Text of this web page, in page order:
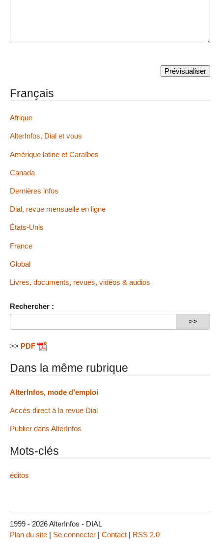
Français
Afrique
AlterInfos, Dial et vous
Amérique latine et Caraïbes
Canada
Dernières infos
Dial, revue mensuelle en ligne
États-Unis
France
Global
Livres, documents, revues, vidéos & audios
Rechercher :
>> PDF
Dans la même rubrique
AlterInfos, mode d’emploi
Accès direct à la revue Dial
Publier dans AlterInfos
Mots-clés
éditos
1999 - 2026 AlterInfos - DIAL
Plan du site | Se connecter | Contact | RSS 2.0